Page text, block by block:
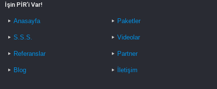
İşin PİR’i Var!
Anasayfa Paketler
S.S.S. Videolar
Referanslar Partner
Blog İletişim